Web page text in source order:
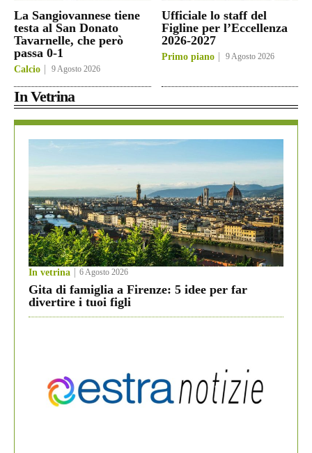
La Sangiovannese tiene
testa al San Donato
Tavarnelle, che però
passa 0-1
Calcio 9 Agosto 2026
Ufficiale lo staff del
Figline per l’Eccellenza
2026-2027
Primo piano 9 Agosto 2026
In Vetrina
In vetrina 6 Agosto 2026
Gita di famiglia a Firenze: 5 idee per far
divertire i tuoi figli